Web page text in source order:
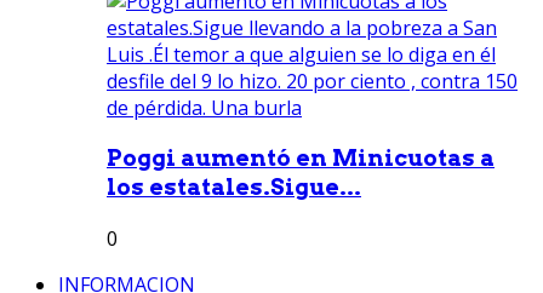
Poggi aumentó en Minicuotas a
los estatales.Sigue...
0
INFORMACION